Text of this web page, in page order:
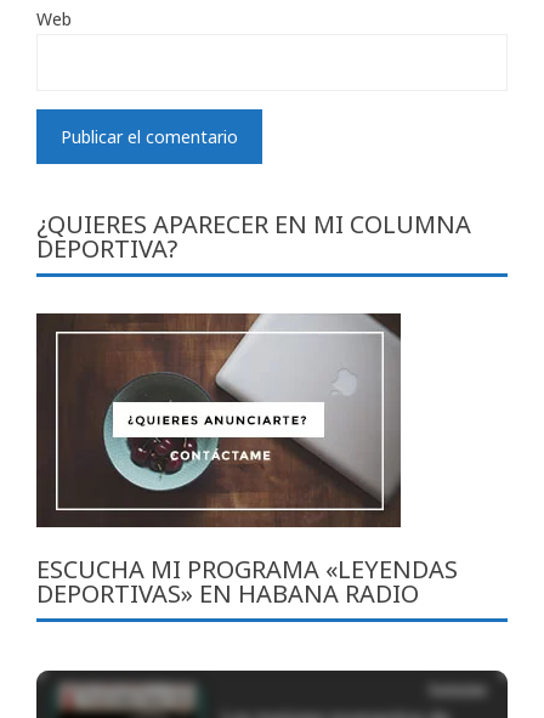
Web
¿QUIERES APARECER EN MI COLUMNA
DEPORTIVA?
ESCUCHA MI PROGRAMA «LEYENDAS
DEPORTIVAS» EN HABANA RADIO